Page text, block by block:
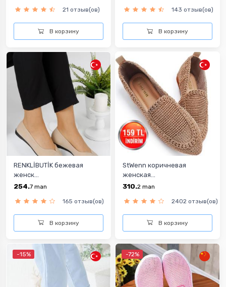
21 отзыв(ов)
В корзину
143 отзыв(ов)
В корзину
RENKLİBUTİK бежевая
женск...
254.7 man
165 отзыв(ов)
В корзину
StWenn коричневая
женская...
310.2 man
2402 отзыв(ов)
В корзину
-15% -72%